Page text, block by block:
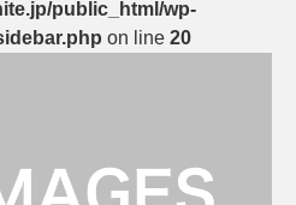
public_html/wp-
on line 20